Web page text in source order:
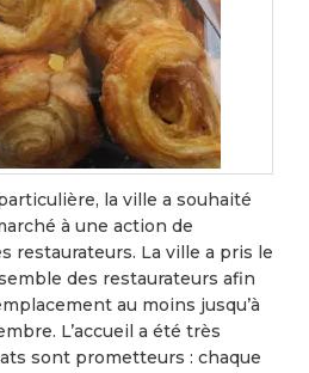
la ville a souhaité
à une action de
restaurateurs. La ville a pris le
des restaurateurs afin
au moins jusqu’à
L’accueil a été très
sont prometteurs : chaque